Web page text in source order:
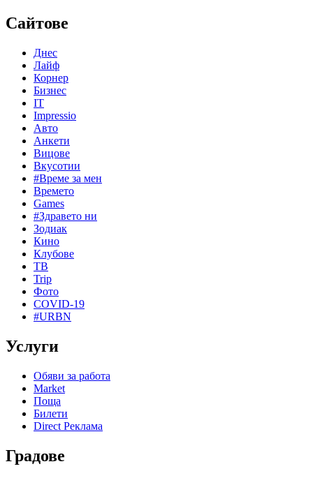
Сайтове
Днес
Лайф
Корнер
Бизнес
IT
Impressio
Авто
Анкети
Вицове
Вкусотии
#Време за мен
Времето
Games
#Здравето ни
Зодиак
Кино
Клубове
ТВ
Trip
Фото
COVID-19
#URBN
Услуги
Обяви за работа
Market
Поща
Билети
Direct Реклама
Градове